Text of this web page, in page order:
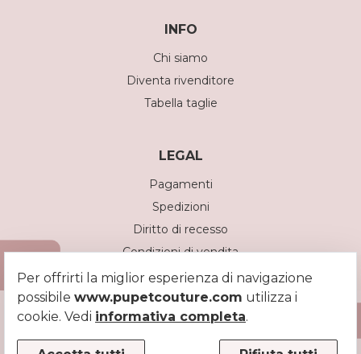
INFO
Chi siamo
Diventa rivenditore
Tabella taglie
LEGAL
Pagamenti
Spedizioni
Diritto di recesso
Condizioni di vendita
Privacy policy
Cookie policy
Per offrirti la miglior esperienza di navigazione
possibile www.pupetcouture.com utilizza i
cookie. Vedi informativa completa.